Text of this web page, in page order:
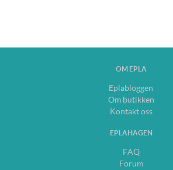
OM EPLA
Eplabloggen
Om butikken
Kontakt oss
EPLAHAGEN
FAQ
Forum